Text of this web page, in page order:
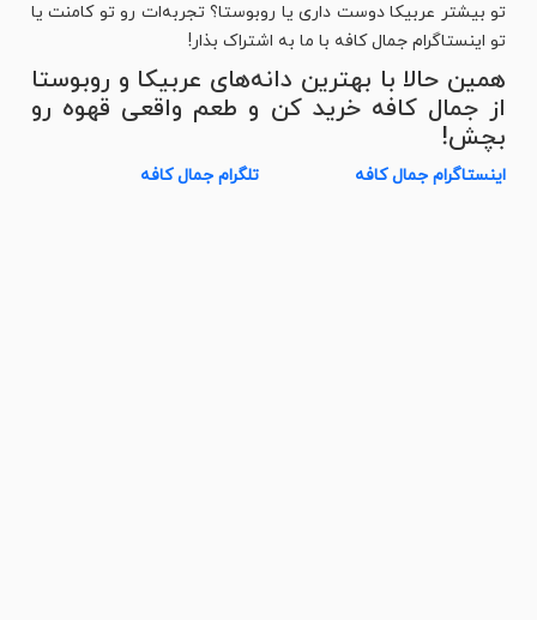
تو بیشتر عربیکا دوست داری یا روبوستا؟ تجربه‌ات رو تو کامنت یا
تو اینستاگرام جمال کافه با ما به اشتراک بذار!
همین حالا با بهترین دانه‌های عربیکا و روبوستا
از جمال کافه خرید کن و طعم واقعی قهوه رو
بچش!
اینستاگرام جمال کافه تلگرام جمال کافه